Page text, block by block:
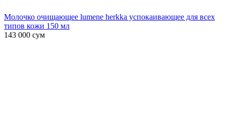
Молочко очищающее lumene herkka успокаивающее для всех
типов кожи 150 мл
143 000 сум